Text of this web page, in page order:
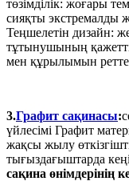
төзімділік: жоғары
сияқты экстремалды
Теңшелетін дизайн:
тұтынушының
мен құрылымын
3.Графит сақинасы:
үйлесімі Графит
жақсы жылу
тығыздағыштарда
сақина